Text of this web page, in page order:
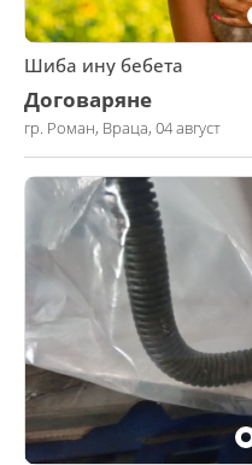
Шиба ину бебета
Договаряне
гр. Роман, Враца, 04 август